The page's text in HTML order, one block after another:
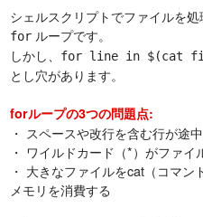
シェルスクリプトでファイルを
for ループです。
しかし、
for line in $(cat
とし穴があります。
forループの3つの問題点:
・ スペースや改行を含む行が途
・ ワイルドカード（*）がファ
・ 大きなファイルをcat（コマ
メモリを消費する